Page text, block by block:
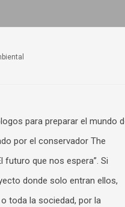
para preparar el mundo
por el conservador The
que nos espera”. Si
donde solo entran ellos,
toda la sociedad, por la